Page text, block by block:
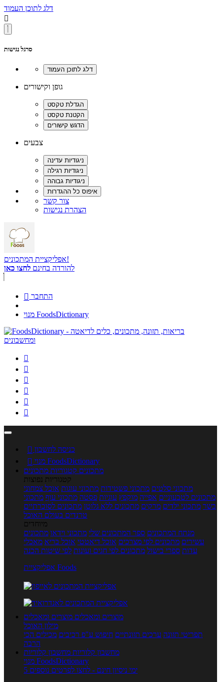
דלג לתוכן העמוד

סרגל נגישות
גופן וקישורים
צבעים
צור קשר
הצהרת נגישות
אפליקציית המתכונים!
להורדה בחינם לחצו כאן
 התחבר
מנוי FoodsDictionary






 כניסה לחשבון

מנוי FoodsDictionary
מתכונים קטגוריות מתכונים
קטגוריות נפוצות
מתכוני סלטים מתכוני פשטידות מתכוני עוגות אוכל צמחוני
מתכונים לטבעוניים אפייה מוקפץ עוגיות פסטה מתכוני עוף מתכוני
בשר מתכוני ילדים מרקים מתכונים ללא גלוטן מתכונים לסוכרתיים
טרנדים בעולם האוכל
מיוחדים
מנתח המתכונים ספר המתכונים שלי מתכוני וידאו מתכונים
עשירים מתכונים לפי מצרכים אוכל דיאטטי אוכל בריא מאכלי
עדות ספרי בישול מתכונים לפי חגים ועונות לפי שיטות הכנה
אפליקציית Foods
מוצרים ומאכלים מוצרים ומאכלים
מילון האוכל
תפריטי תזונה ערכים תזונתיים חיפוש ע"פ רכיבים מכילים הכי
הרבה
מחשבון קלוריות מחשבון קלוריות
מנוי FoodsDictionary
5 ימי ניסיון חינם - לחצו לפרטים נוספים